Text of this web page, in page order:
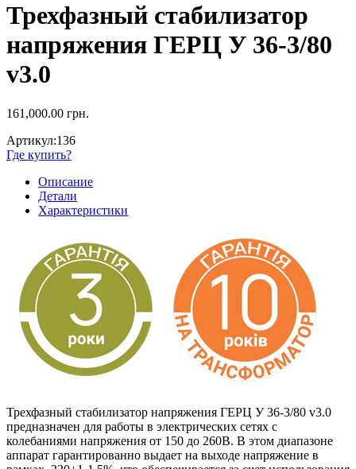
Трехфазный стабилизатор
напряжения ГЕРЦ У 36-3/80
v3.0
161,000.00 грн.
Артикул:136
Где купить?
Описание
Детали
Характеристики
Трехфазный стабилизатор напряжения ГЕРЦ У 36-3/80 v3.0
предназначен для работы в электрических сетях с
колебаниями напряжения от 150 до 260В. В этом диапазоне
аппарат гарантированно выдает на выходе напряжение в